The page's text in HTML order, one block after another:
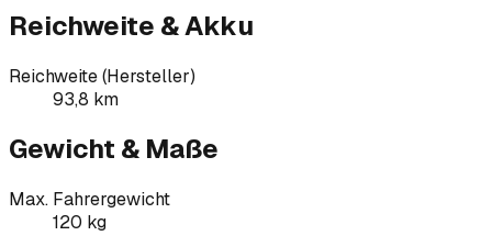
Reichweite & Akku
Reichweite (Hersteller)
93,8 km
Gewicht & Maße
Max. Fahrergewicht
120 kg